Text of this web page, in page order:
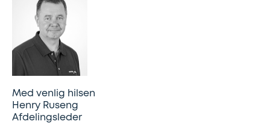
Med venlig hilsen
Henry Ruseng
Afdelingsleder